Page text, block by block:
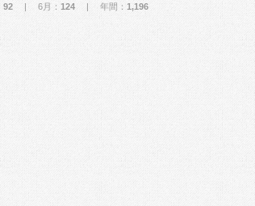
92 | 6月： 124 | 年間： 1,196